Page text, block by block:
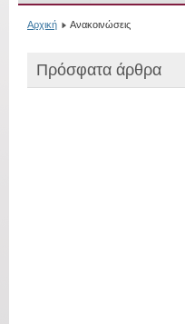
Αρχική Ανακοινώσεις
Πρόσφατα άρθρα